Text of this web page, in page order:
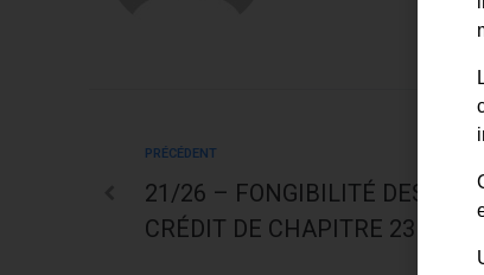
PRÉCÉDENT
21/26 – FONGIBILITÉ DES
CRÉDIT DE CHAPITRE 23 À